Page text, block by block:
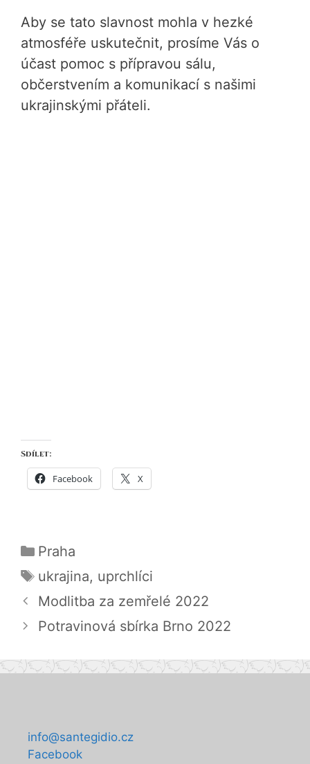
Aby se tato slavnost mohla v hezké
atmosféře uskutečnit, prosíme Vás o
účast pomoc s přípravou sálu,
občerstvením a komunikací s našimi
ukrajinskými přáteli.
Sdílet:
Facebook X
Rubriky
Praha
Štítky
ukrajina, uprchlíci
Modlitba za zemřelé 2022
Potravinová sbírka Brno 2022
info@santegidio.cz
Facebook